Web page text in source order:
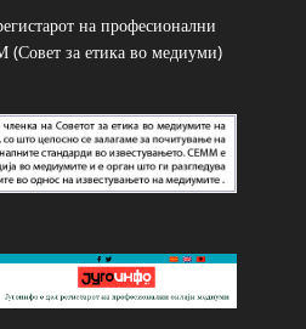
на професионални
за етика во медиуми)